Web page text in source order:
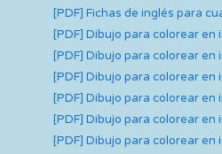
[PDF] Fichas de inglés para
[PDF] Dibujo para colorear en
[PDF] Dibujo para colorear en
[PDF] Dibujo para colorear en
[PDF] Dibujo para colorear en
[PDF] Dibujo para colorear en
[PDF] Dibujo para colorear en